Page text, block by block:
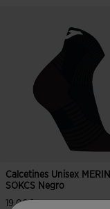
5 sobre 5 de valoración
Calcetines Unisex
SOKCS Negro
19,00€